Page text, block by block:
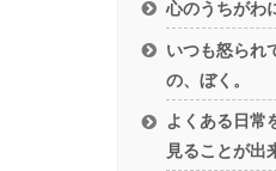
心のうちがわ
いつも怒られ
の、ぼく。
よくある日常
見ることが出